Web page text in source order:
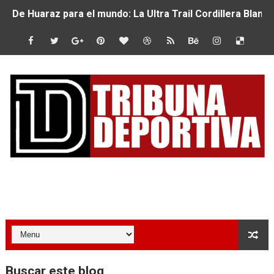
De Huaraz para el mundo: La Ultra Trail Cordillera
Radamel Falcao: “Espero seguir construyendo un
CLAUDIO PIZARRO: "YO ESPERABA MUCHO MÁS DE
URUBAMBA CORONÓ A LOS ARGENTINOS
SANTÍSIMO DOWNHILL 2026: CICLISTAS DE TODO EL
DOBLE ORO PERUANO EN CHILE: QUISPE Y ZEGARRA
Buscar este blog